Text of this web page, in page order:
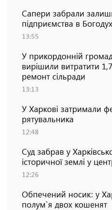
Сапери забрали
підприємства в
13:55
У прикордонній
вирішили витратити
ремонт сільради
13:13
У Харкові затримали
рятувальника
12:48
Суд забрав у
історичної землі у
12:26
Обпечений носик: у
полум`я двох кошенят